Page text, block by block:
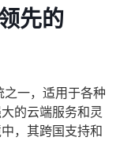
先的
一，适用于各种
的云端服务和灵
，其跨国支持和